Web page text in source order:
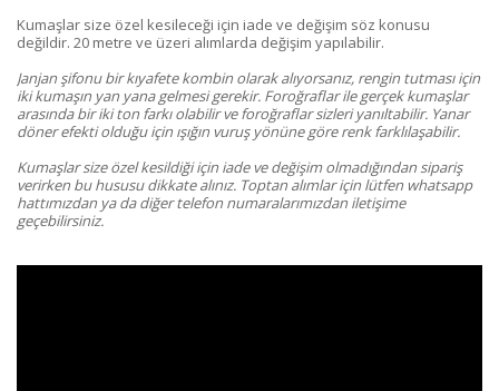
Kumaşlar size özel kesileceği için iade ve değişim söz konusu
değildir. 20 metre ve üzeri alımlarda değişim yapılabilir.
Janjan şifonu bir kıyafete kombin olarak alıyorsanız, rengin tutması için
iki kumaşın yan yana gelmesi gerekir. Foroğraflar ile gerçek kumaşlar
arasında bir iki ton farkı olabilir ve foroğraflar sizleri yanıltabilir. Yanar
döner efekti olduğu için ışığın vuruş yönüne göre renk farklılaşabilir.
Kumaşlar size özel kesildiği için iade ve değişim olmadığından sipariş
verirken bu hususu dikkate alınız. Toptan alımlar için lütfen whatsapp
hattımızdan ya da diğer telefon numaralarımızdan iletişime
geçebilirsiniz.